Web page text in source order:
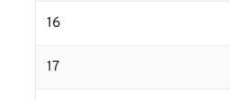
16
17